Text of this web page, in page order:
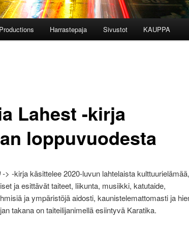
Harrastepaja Sivustot KAUPPA
Lahest -kirja
loppuvuodesta
-> -kirja käsittelee 2020-luvun lahtelaista
ja esittävät taiteet, liikunta, musiikki, katutaide,
ja ympäristöjä aidosti, kaunistelemattomasti ja
takana on taiteilijanimellä esiintyvä Karatika.